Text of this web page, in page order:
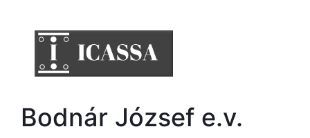
Bodnár József e.v.